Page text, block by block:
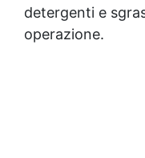
detergenti e
operazione.